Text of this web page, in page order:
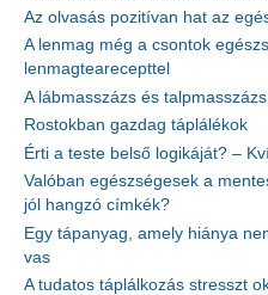
Az olvasás pozitívan hat az
A lenmag még a csontok
lenmagtearecepttel
A lábmasszázs és
Rostokban gazdag táplálékok
Érti a teste belső logikáját? –
Valóban egészségesek a
jól hangzó címkék?
Egy tápanyag, amely hiánya
vas
A tudatos táplálkozás stresszt